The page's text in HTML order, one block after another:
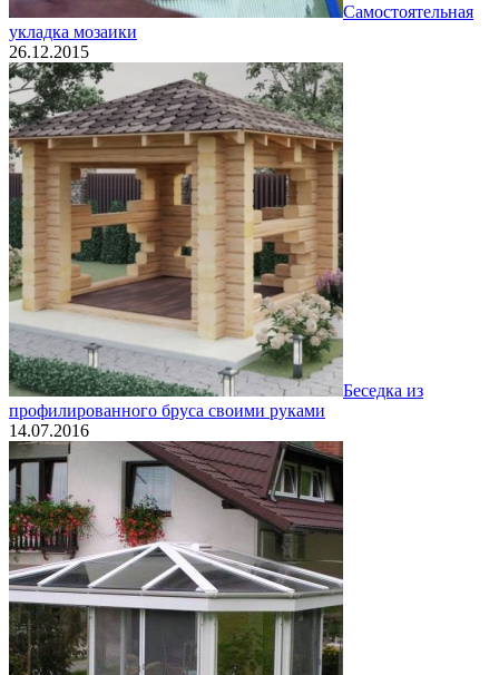
Самостоятельная
укладка мозаики
26.12.2015
Беседка из
профилированного бруса своими руками
14.07.2016